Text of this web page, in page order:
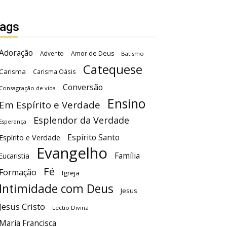
Advento Amor de Deus Batismo
Carisma Oásis Catequese
de vida Conversão
Espírito e Verdade Ensino
Esplendor da Verdade
e Verdade Espírito Santo
Evangelho
Família
Fé Igreja
com Deus Jesus
Cristo Lectio Divina
Francisca